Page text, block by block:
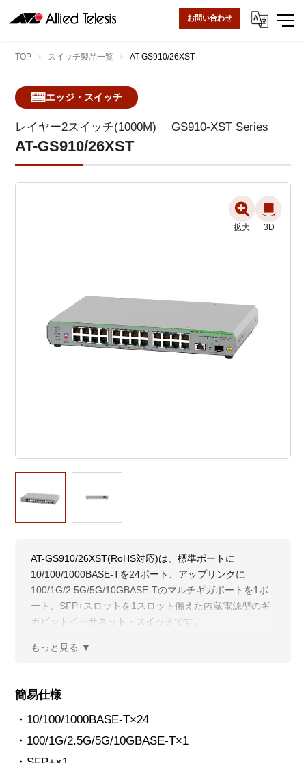
お問い合わせ
TOP スイッチ製品一覧 AT-GS910/26XST
レイヤー2スイッチ(1000M) GS910-XST Series
AT-GS910/26XST
エッジ・スイッチ
拡大 3D
拡大 3D
AT-GS910/26XST(RoHS対応)は、標準ポートに
10/100/1000BASE-Tを24ポート、アップリンクに
100/1G/2.5G/5G/10GBASE-Tのマルチギガポートを1ポ
ート、SFP+スロットを1スロット備えた内蔵電源型のギ
ガビットイーサネット・スイッチです。
簡易仕様
・10/100/1000BASE-T×24
・100/1G/2.5G/5G/10GBASE-T×1